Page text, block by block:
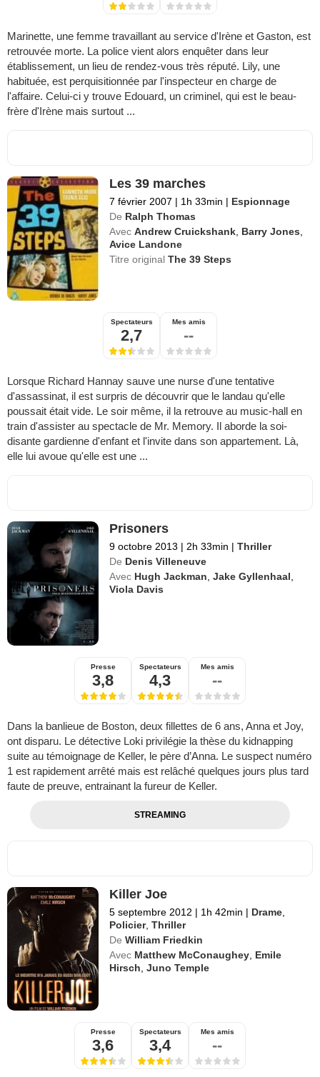
Marinette, une femme travaillant au service d'Irène et Gaston, est
retrouvée morte. La police vient alors enquêter dans leur
établissement, un lieu de rendez-vous très réputé. Lily, une
habituée, est perquisitionnée par l'inspecteur en charge de
l'affaire. Celui-ci y trouve Edouard, un criminel, qui est le beau-
frère d'Irène mais surtout ...
Les 39 marches
7 février 2007 | 1h 33min | Espionnage
De Ralph Thomas
Avec Andrew Cruickshank Barry Jones
Avice Landone
Titre originalThe 39 Steps
Spectateurs
2,7
Mes amis
--
Lorsque Richard Hannay sauve une nurse d'une tentative
d'assassinat, il est surpris de découvrir que le landau qu'elle
poussait était vide. Le soir même, il la retrouve au music-hall en
train d'assister au spectacle de Mr. Memory. Il aborde la soi-
disante gardienne d'enfant et l'invite dans son appartement. Là,
elle lui avoue qu'elle est une ...
Prisoners
9 octobre 2013 | 2h 33min | Thriller
De Denis Villeneuve
Avec Hugh Jackman ,Jake Gyllenhaal
Viola Davis
Presse
3,8
Spectateurs
4,3
Mes amis
--
Dans la banlieue de Boston, deux fillettes de 6 ans, Anna et Joy,
ont disparu. Le détective Loki privilégie la thèse du kidnapping
suite au témoignage de Keller, le père d’Anna. Le suspect numéro
1 est rapidement arrêté mais est relâché quelques jours plus tard
faute de preuve, entrainant la fureur de Keller.
STREAMING
Killer Joe
5 septembre 2012 | 1h 42min | Drame
Policier,Thriller
De William Friedkin
Avec Matthew McConaughey Emile
Hirsch ,Juno Temple
Presse
3,6
Spectateurs
3,4
Mes amis
--